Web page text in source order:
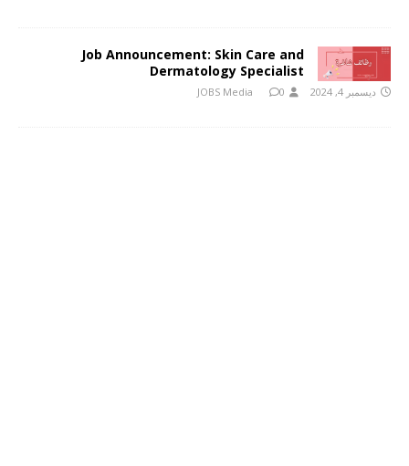
Job Announcement: Skin Care and
Dermatology Specialist
ديسمبر 4, 2024 JOBS Media 0